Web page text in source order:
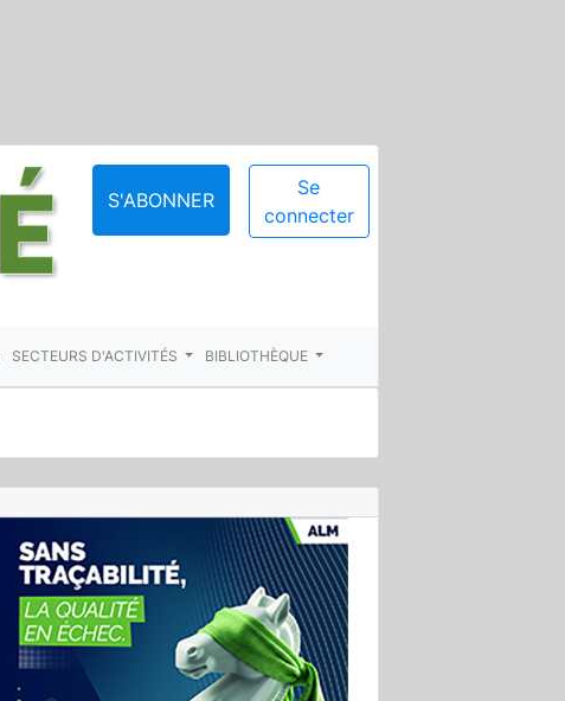
S'ABONNER
Se
connecter
SECTEURS D'ACTIVITÉS BIBLIOTHÈQUE